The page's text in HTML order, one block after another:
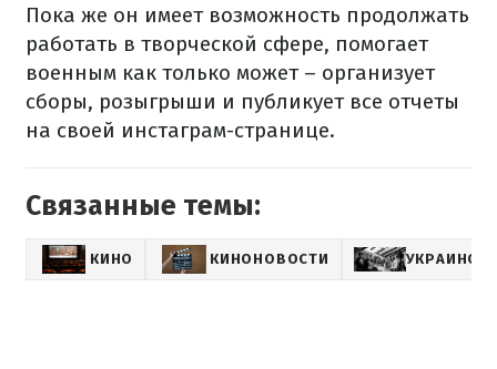
Пока же он имеет возможность продолжать
работать в творческой сфере, помогает
военным как только может – организует
сборы, розыгрыши и публикует все отчеты
на своей инстаграм-странице.
Связанные темы:
КИНО КИНОНОВОСТИ